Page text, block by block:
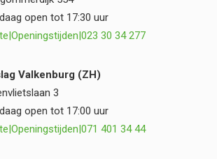
open tot 17:30 uur
|Openingstijden|023 30 34 277
Valkenburg (ZH)
3
open tot 17:00 uur
|Openingstijden|071 401 34 44